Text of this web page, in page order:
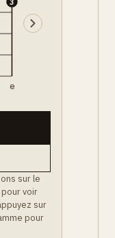
e
sur le
voir
sur
pour